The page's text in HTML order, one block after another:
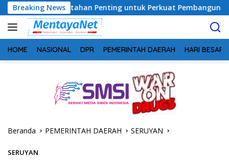
Langsung
ke
konten
Breaking News
Penting untuk Perkuat Pembangunan Desa
HOME NASIONAL DPR PEMERINTAH DAERAH HARI BESAR
Beranda PEMERINTAH DAERAH SERUYAN
SERUYAN